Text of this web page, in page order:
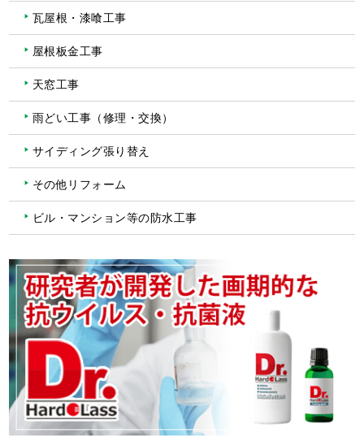
瓦屋根・漆喰工事
屋根板金工事
天窓工事
雨どい工事（修理・交換）
サイディング張り替え
その他リフォーム
ビル・マンション等の防水工事